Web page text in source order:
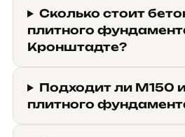
Сколько стоит
плитного
Кронштадте?
Подходит ли М150
плитного